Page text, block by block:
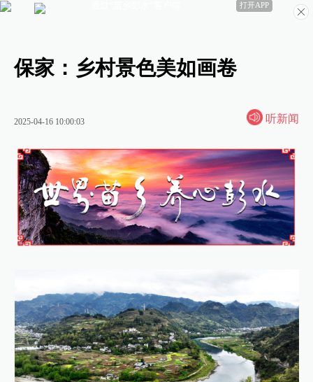
保家：乡村景色美如画卷
2025-04-16 10:00:03 听新闻
打开APP